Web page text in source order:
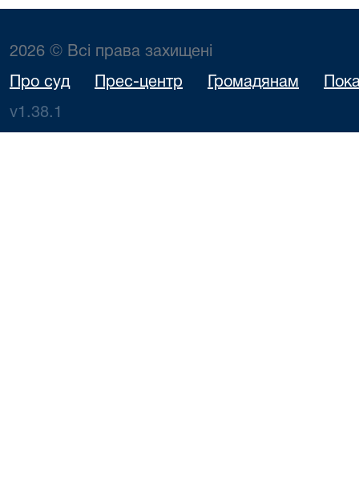
2026 © Всі права захищені
Про суд Прес-центр Громадянам
v1.38.1